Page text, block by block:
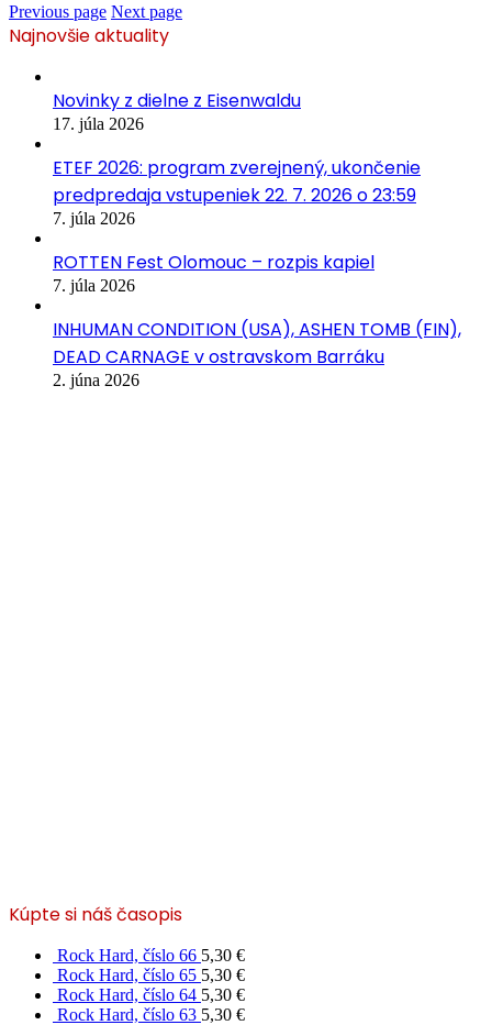
Previous page Next page
Najnovšie aktuality
Novinky z dielne z Eisenwaldu
17. júla 2026
ETEF 2026: program zverejnený, ukončenie
predpredaja vstupeniek 22. 7. 2026 o 23:59
7. júla 2026
ROTTEN Fest Olomouc – rozpis kapiel
7. júla 2026
INHUMAN CONDITION (USA), ASHEN TOMB (FIN),
DEAD CARNAGE v ostravskom Barráku
2. júna 2026
Kúpte si náš časopis
Rock Hard, číslo 66 5,30 €
Rock Hard, číslo 65 5,30 €
Rock Hard, číslo 64 5,30 €
Rock Hard, číslo 63 5,30 €